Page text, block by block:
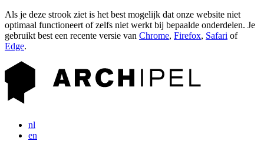
Als je deze strook ziet is het best mogelijk dat onze website niet
optimaal functioneert of zelfs niet werkt bij bepaalde onderdelen. Je
gebruikt best een recente versie van Chrome, Firefox, Safari of
Edge.
nl
en